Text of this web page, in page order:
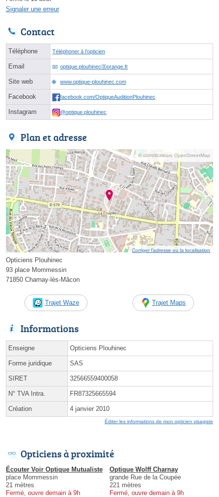
Signaler une erreur
Contact
Téléphone Téléphoner à l'opticien
Email optique.plouhinecⓐorange.fr
Site web www.optique-plouhinec.com
Facebook facebook.com/OptiqueAuditionPlouhinec
Instagram @optique.plouhinec
Plan et adresse
© contributeurs OpenStreetMap
Corriger l’adresse ou la localisation
Opticiens Plouhinec
93 place Mommessin
71850 Charnay-lès-Mâcon
Trajet Waze Trajet Maps
Informations
Enseigne Opticiens Plouhinec
Forme juridique SAS
SIRET 32566559400058
N° TVA Intra. FR87325665594
Création 4 janvier 2010
Éditer les informations de mon opticien visagiste
Opticiens à proximité
Écouter Voir Optique Mutualiste
place Mommessin
21 mètres
Fermé, ouvre demain à 9h
Optique Wolff Charnay
grande Rue de la Coupée
221 mètres
Fermé, ouvre demain à 9h